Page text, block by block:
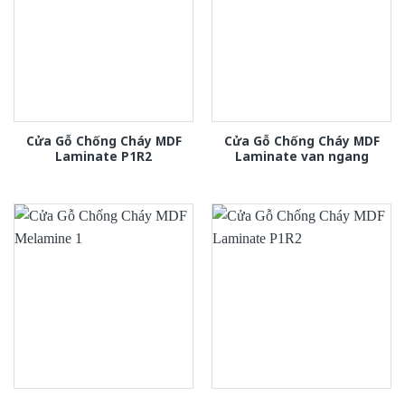
Cửa Gỗ Chống Cháy MDF
Laminate P1R2
Cửa Gỗ Chống Cháy MDF
Laminate van ngang